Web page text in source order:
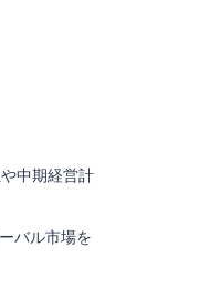
中期経営計
バル市場を